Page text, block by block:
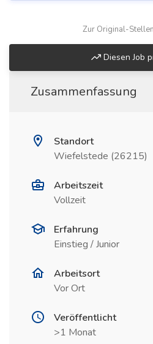
Zur Original-
Diesen Job
Zusammenfassung
Standort
Wiefelstede (26215)
Arbeitszeit
Vollzeit
Erfahrung
Einstieg / Junior
Arbeitsort
Vor Ort
Veröffentlicht
>1 Monat